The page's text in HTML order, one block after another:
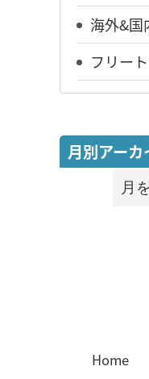
海外&国
フリー
月別アーカ
月
別
Home